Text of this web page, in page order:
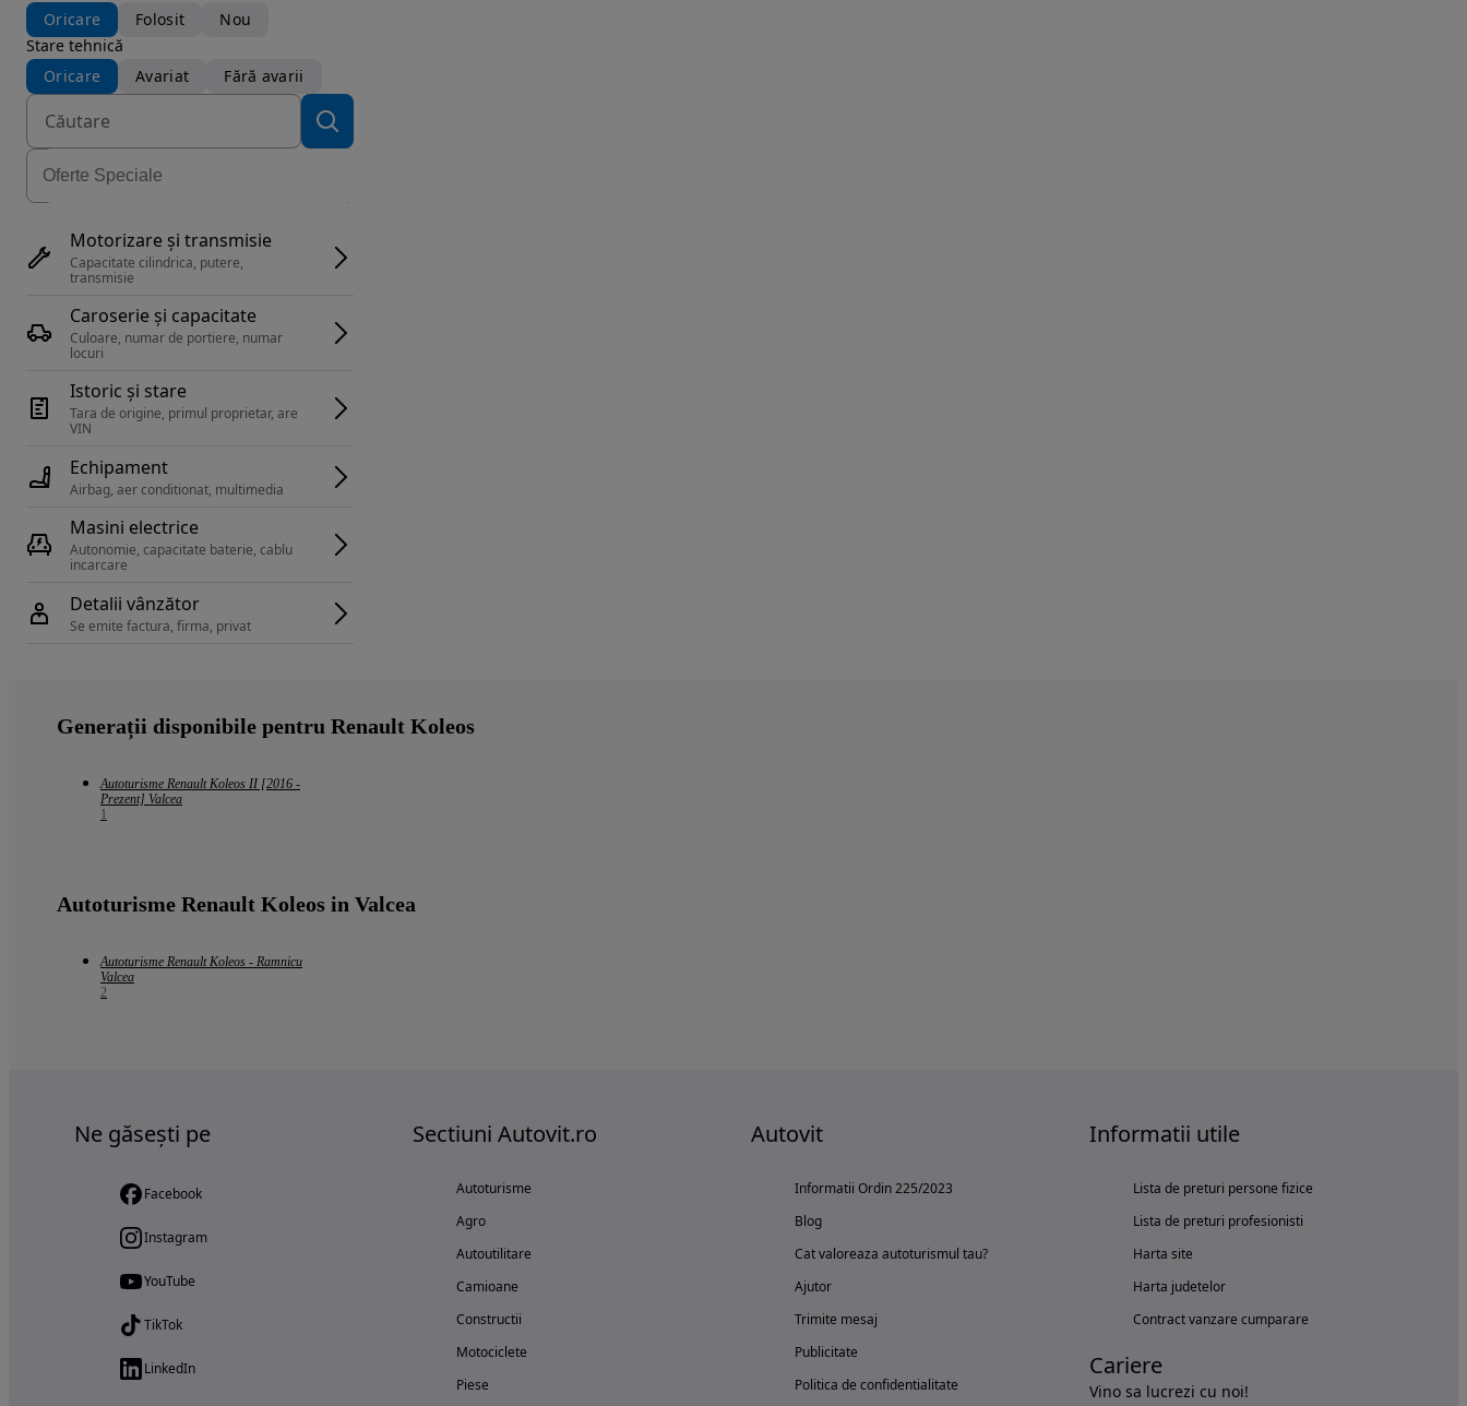
Oricare
Folosit
Nou
Stare tehnică
Oricare
Avariat Fără avarii
Motorizare și transmisie
Capacitate cilindrica, putere,
transmisie
Caroserie și capacitate
Culoare, numar de portiere, numar
locuri
Istoric și stare
Tara de origine, primul proprietar, are
Echipament
Airbag, aer conditionat, multimedia
Masini electrice
Autonomie, capacitate baterie, cablu
Detalii vânzător
Se emite factura, firma, privat
Generații disponibile pentru Renault Koleos
Autoturisme Renault Koleos II [2016 -
Prezent] Valcea
1
Autoturisme Renault Koleos in Valcea
Autoturisme Renault Koleos - Ramnicu
Valcea
2
Ne găsești pe
Facebook
Instagram
YouTube
TikTok
LinkedIn
Sectiuni Autovit.ro
Autoturisme
Agro
Autoutilitare
Camioane
Constructii
Motociclete
Piese
Autovit
Informatii Ordin 225/2023
Blog
Cat valoreaza autoturismul tau?
Ajutor
Trimite mesaj
Publicitate
Politica de confidentialitate
Informatii utile
Lista de preturi persone fizice
Lista de preturi profesionisti
Harta site
Harta judetelor
Contract vanzare cumparare
Cariere
Vino sa lucrezi cu noi!